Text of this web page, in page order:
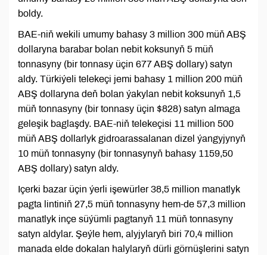
boldy.
BAE-niň wekili umumy bahasy 3 million 300 müň ABŞ
dollaryna barabar bolan nebit koksunyň 5 müň
tonnasyny (bir tonnasy üçin 677 ABŞ dollary) satyn
aldy. Türkiýeli telekeçi jemi bahasy 1 million 200 müň
ABŞ dollaryna deň bolan ýakylan nebit koksunyň 1,5
müň tonnasyny (bir tonnasy üçin $828) satyn almaga
geleşik baglaşdy. BAE-niň telekeçisi 11 million 500
müň ABŞ dollarlyk gidroarassalanan dizel ýangyjynyň
10 müň tonnasyny (bir tonnasynyň bahasy 1159,50
ABŞ dollary) satyn aldy.
Içerki bazar üçin ýerli işewürler 38,5 million manatlyk
pagta lintiniň 27,5 müň tonnasyny hem-de 57,3 million
manatlyk inçe süýümli pagtanyň 11 müň tonnasyny
satyn aldylar. Şeýle hem, alyjylaryň biri 70,4 million
manada elde dokalan halylaryň dürli görnüşlerini satyn